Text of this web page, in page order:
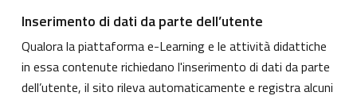
Inserimento di dati da parte dell’utente
Qualora la piattaforma e-Learning e le attività didattiche
in essa contenute richiedano l'inserimento di dati da parte
dell’utente, il sito rileva automaticamente e registra alcuni